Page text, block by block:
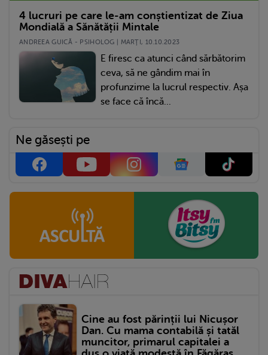
4 lucruri pe care le-am conștientizat de Ziua
Mondială a Sănătății Mintale
ANDREEA GUICĂ - PSIHOLOG | MARŢI, 10.10.2023
E firesc ca atunci când sărbătorim
ceva, să ne gândim mai în
profunzime la lucrul respectiv. Așa
se face că încă...
Ne găsești pe
Cine au fost părinții lui Nicușor
Dan. Cu mama contabilă și tatăl
muncitor, primarul capitalei a